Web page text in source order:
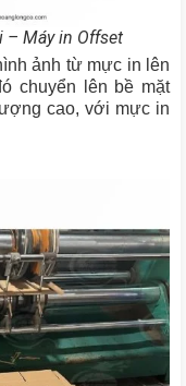
– Máy in Offset
ảnh từ mực in lên
chuyển lên bề mặt
cao, với mực in